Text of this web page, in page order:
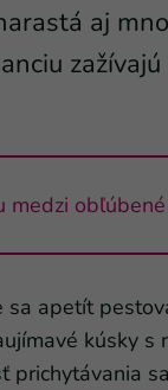
aj
medzi
sa apetít
kúsky
prichytávania